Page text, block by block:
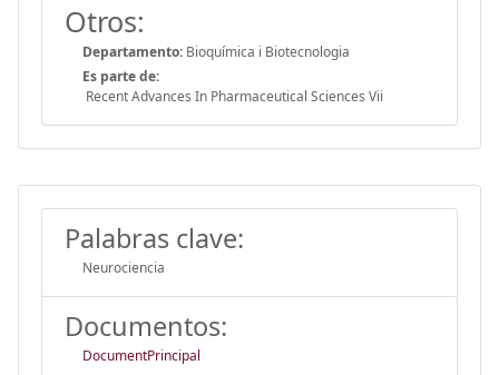
Otros:
Departamento: Bioquímica i Biotecnologia
Es parte de:
Recent Advances In Pharmaceutical Sciences Vii
Palabras clave:
Neurociencia
Documentos:
DocumentPrincipal